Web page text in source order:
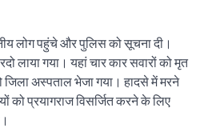
लोग पहुंचे और पुलिस को सूचना दी।
लाया गया। यहां चार कार सवारों को मृत
जिला अस्पताल भेजा गया। हादसे में मरने
को प्रयागराज विसर्जित करने के लिए